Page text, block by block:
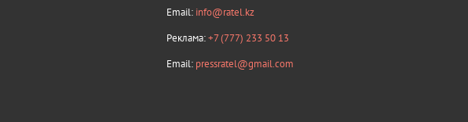
Email: info@ratel.kz
Реклама:+7 (777) 233 50 13
Email: pressratel@gmail.com